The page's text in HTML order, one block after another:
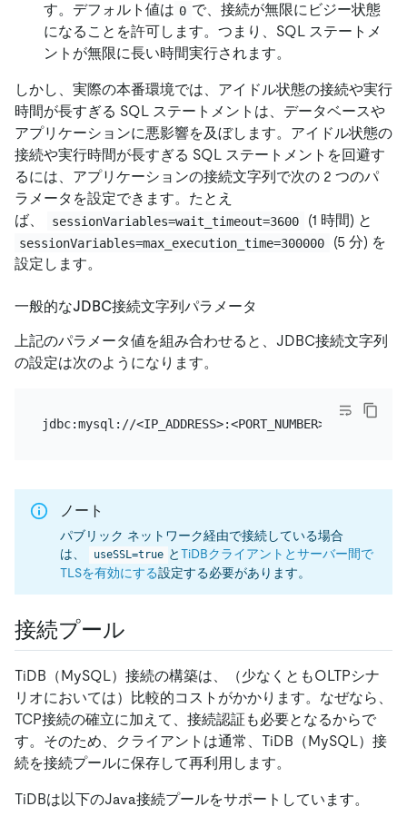
す。デフォルト値は 0 で、接続が無限にビジー状態
になることを許可します。つまり、SQL ステートメ
ントが無限に長い時間実行されます。
しかし、実際の本番環境では、アイドル状態の接続や実行
時間が長すぎる SQL ステートメントは、データベースや
アプリケーションに悪影響を及ぼします。アイドル状態の
接続や実行時間が長すぎる SQL ステートメントを回避す
るには、アプリケーションの接続文字列で次の 2 つのパ
ラメータを設定できます。たとえ
ば、
sessionVariables=wait_timeout=3600 (1 時間) と
sessionVariables=max_execution_time=300000
(5 分) を
設定します。
一般的なJDBC接続文字列パラメータ
上記のパラメータ値を組み合わせると、JDBC接続文字列
の設定は次のようになります。
ノート
パブリック ネットワーク経由で接続している場合
は、
useSSL=true とTiDBクライアントとサーバー間で
TLSを有効にする設定する必要があります。
接続プール
TiDB（MySQL）接続の構築は、（少なくともOLTPシナ
リオにおいては）比較的コストがかかります。なぜなら、
TCP接続の確立に加えて、接続認証も必要となるからで
す。そのため、クライアントは通常、TiDB（MySQL）接
続を接続プールに保存して再利用します。
TiDBは以下のJava接続プールをサポートしています。